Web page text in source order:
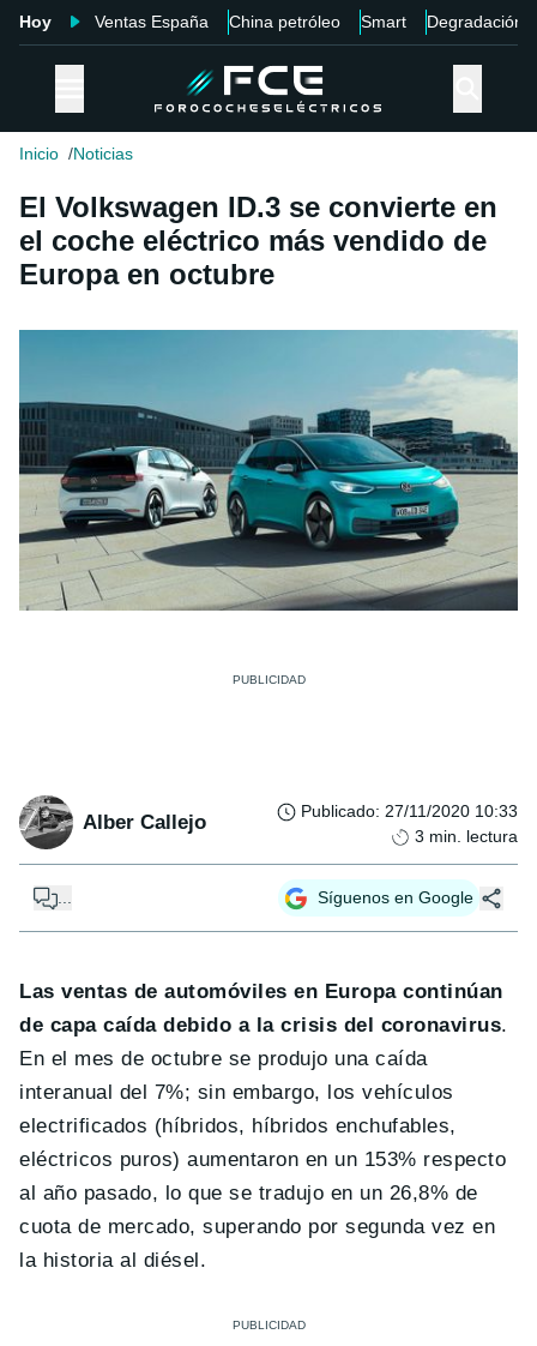
Hoy Ventas España China petróleo Smart Degradación
Inicio Noticias
El Volkswagen ID.3 se convierte en
el coche eléctrico más vendido de
Europa en octubre
Alber Callejo Publicado: 27/11/2020 10:33
3 min. lectura
... Síguenos en Google
Las ventas de automóviles en Europa continúan
de capa caída debido a la crisis del coronavirus.
En el mes de octubre se produjo una caída
interanual del 7%; sin embargo, los vehículos
electrificados (híbridos, híbridos enchufables,
eléctricos puros) aumentaron en un 153% respecto
al año pasado, lo que se tradujo en un 26,8% de
cuota de mercado, superando por segunda vez en
la historia al diésel.